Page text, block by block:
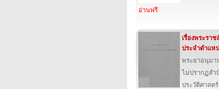
อ่านฟรี
เรื่องพระรา
ประจำตำแห
พระยาอนุมา
ไม่ปรากฏส
ประวัติศาสต